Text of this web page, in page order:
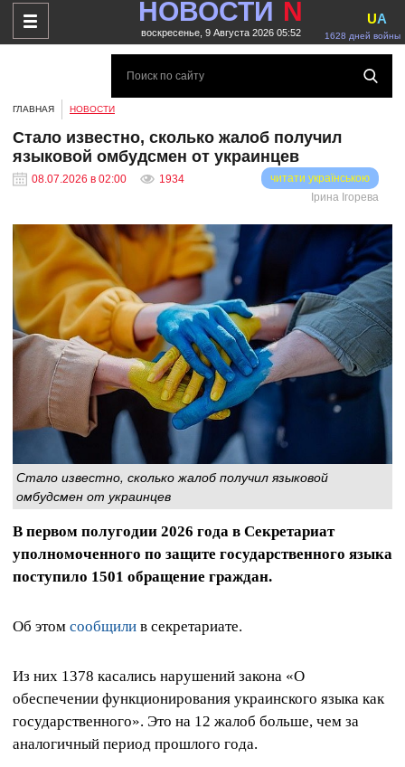
НОВОСТИ N
воскресенье, 9 Августа 2026 05:52 1628 дней войны
UA
ГЛАВНАЯ НОВОСТИ
Стало известно, сколько жалоб получил
языковой омбудсмен от украинцев
08.07.2026 в 02:00 1934
читати українською
Ірина Ігорева
Стало известно, сколько жалоб получил языковой
омбудсмен от украинцев
В первом полугодии 2026 года в Секретариат
уполномоченного по защите государственного языка
поступило 1501 обращение граждан.
Об этом сообщили в секретариате.
Из них 1378 касались нарушений закона «О
обеспечении функционирования украинского языка как
государственного». Это на 12 жалоб больше, чем за
аналогичный период прошлого года.